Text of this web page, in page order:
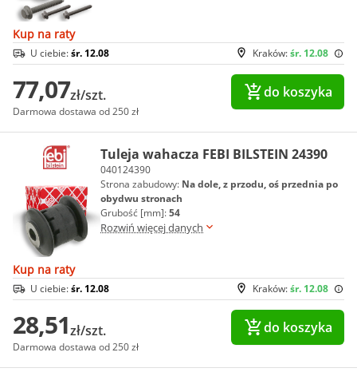
Kup na raty
Kraków:śr. 12.08
U ciebie:śr. 12.08
77,07zł/szt.
Darmowa dostawa od 250 zł
do koszyka
Tuleja wahacza FEBI BILSTEIN 24390
040124390
Strona zabudowy: Na dole, z przodu, oś przednia po
obydwu stronach
Grubość [mm]:54
Rozwiń więcej danych
Kup na raty
Kraków:śr. 12.08
U ciebie:śr. 12.08
28,51zł/szt.
Darmowa dostawa od 250 zł
do koszyka